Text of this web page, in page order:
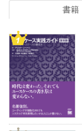
書籍